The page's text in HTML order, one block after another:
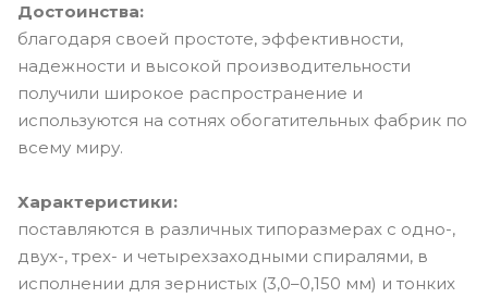
Достоинства:
благодаря своей простоте, эффективности,
надежности и высокой производительности
получили широкое распространение и
используются на сотнях обогатительных фабрик по
всему миру.
Характеристики:
поставляются в различных типоразмерах с одно-,
двух-, трех- и четырехзаходными спиралями, в
исполнении для зернистых (3,0–0,150 мм) и тонких